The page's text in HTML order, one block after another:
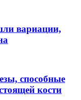
вариации,
способные
кости